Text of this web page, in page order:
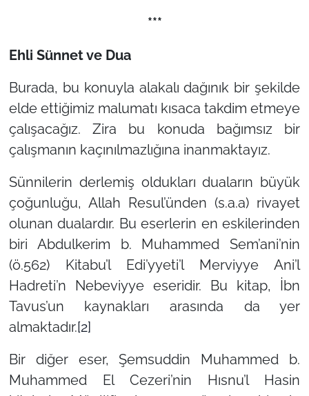
***
Ehli Sünnet ve Dua
Burada, bu konuyla alakalı dağınık bir şekilde
elde ettiğimiz malumatı kısaca takdim etmeye
çalışacağız. Zira bu konuda bağımsız bir
çalışmanın kaçınılmazlığına inanmaktayız.
Sünnilerin derlemiş oldukları duaların büyük
çoğunluğu, Allah Resul’ünden (s.a.a) rivayet
olunan dualardır. Bu eserlerin en eskilerinden
biri Abdulkerim b. Muhammed Sem’ani’nin
(ö.562) Kitabu’l Edi’yyeti’l Merviyye Ani’l
Hadreti’n Nebeviyye eseridir. Bu kitap, İbn
Tavus’un kaynakları arasında da yer
almaktadır.[2]
Bir diğer eser, Şemsuddin Muhammed b.
Muhammed El Cezeri’nin Hısnu’l Hasin